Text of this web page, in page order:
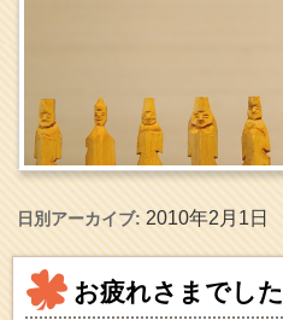
日別アーカイブ:2010年2月1日
お疲れさまでした